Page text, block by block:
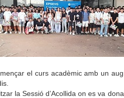
el curs acadèmic amb un
la Sessió d’Acollida on es va